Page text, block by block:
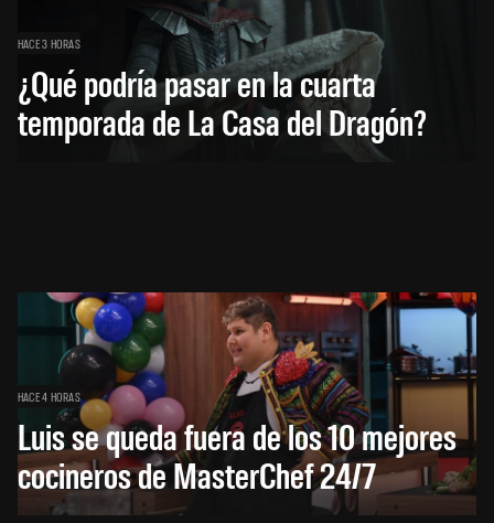
HACE 3 HORAS
¿Qué podría pasar en la cuarta
temporada de La Casa del Dragón?
HACE 4 HORAS
Luis se queda fuera de los 10 mejores
cocineros de MasterChef 24/7